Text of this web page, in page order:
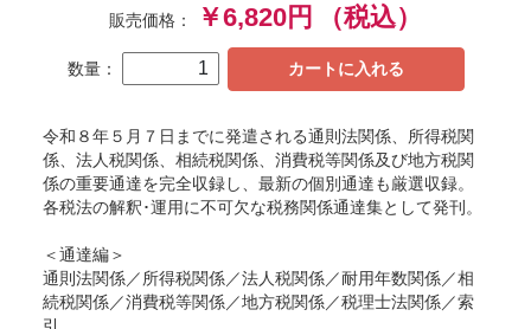
販売価格： ￥6,820円 （税込）
数量： カートに入れる
令和８年５月７日までに発遣される通則法関係、所得税関
係、法人税関係、相続税関係、消費税等関係及び地方税関
係の重要通達を完全収録し、最新の個別通達も厳選収録。
各税法の解釈･運用に不可欠な税務関係通達集として発刊。
＜通達編＞
通則法関係／所得税関係／法人税関係／耐用年数関係／相
続税関係／消費税等関係／地方税関係／税理士法関係／索